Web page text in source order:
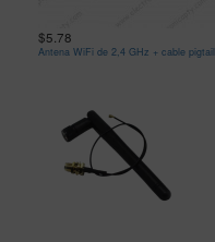
$5.78
Antena WiFi de 2,4 GHz + cable pigtail